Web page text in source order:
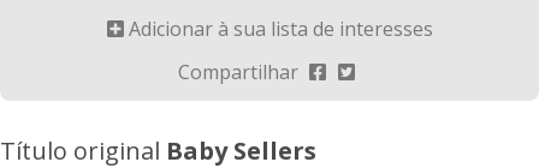
Adicionar à sua lista de interesses
Compartilhar
Título original Baby Sellers